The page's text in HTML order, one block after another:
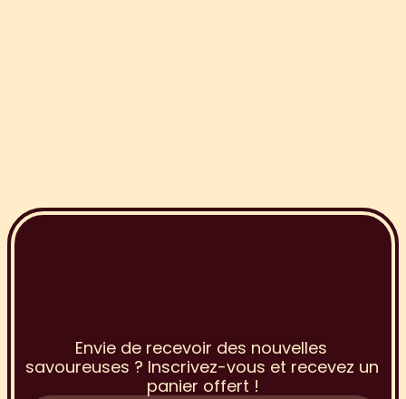
la Newslette
Envie de recevoir des nouvelles
savoureuses ? Inscrivez-vous et recevez un
panier offert !